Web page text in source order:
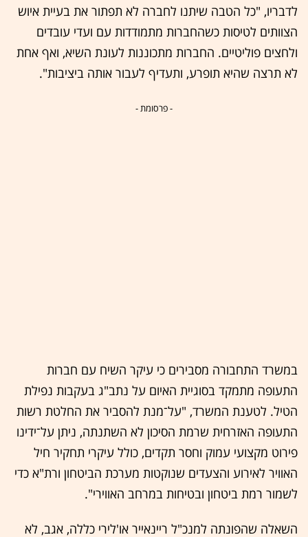
לדבריו, "כל הטבה שיתנו לחברה לא תפתור את בעיית איוש
הצוותים לטיסות כשהחברות מתמודדות עם ועדי עובדים
ולחצים פוליטיים. החברות מתכוננות לעונת השיא, ואף אחת
לא תרצה שהיא תופרע, ותעדיף לעבור אותה ביציבות".
- פרסומת -
במשרד התחבורה מסבירים כי עיקר השיח עם חברות
התעופה מתמקד בסוגיית האיום על נתב"ג בעקבות נפילת
הטיל. לטענת המשרד, "על־מנת להסביר את החלטת רשות
התעופה האזרחית שרמת הסיכון לא השתנתה, ניתן על־ידינו
פירוט מקצועי עמוק וחסר תקדים, כולל עיקרי תחקיר חיל
האוויר לאירוע והצעדים שנוקטות מערכת הביטחון ורת"א כדי
לשמור רמת ביטחון ובטיחות במרחב האווירי".
השאלה שהפונתה למנכ"ל ריינאייר או'לירי כללה, אגב, לא